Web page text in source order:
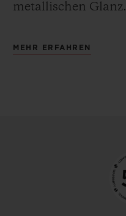
metallischen Glanz.
MEHR ERFAHREN